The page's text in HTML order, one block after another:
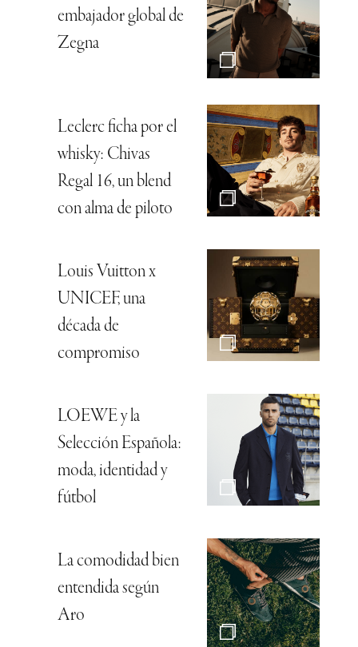
embajador global de
Zegna
Leclerc ficha por el
whisky: Chivas
Regal 16, un blend
con alma de piloto
Louis Vuitton x
UNICEF, una
década de
compromiso
LOEWE y la
Selección Española:
moda, identidad y
fútbol
La comodidad bien
entendida según
Aro